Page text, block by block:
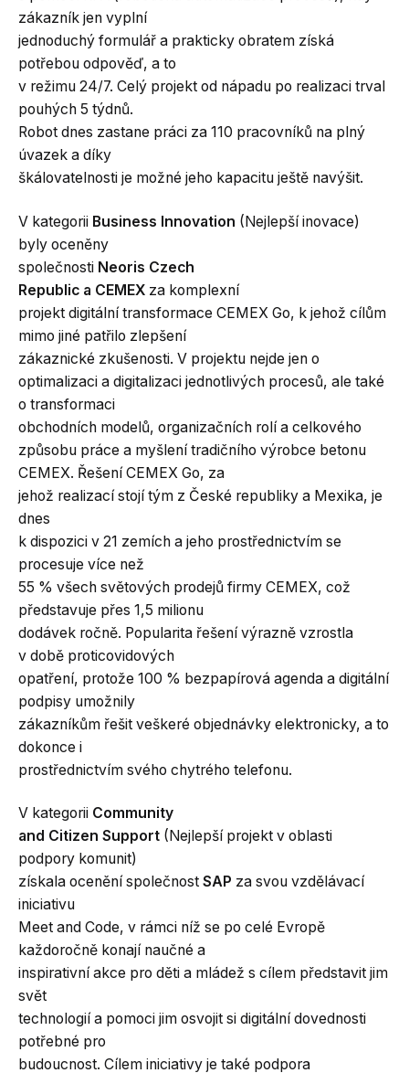
zákazník jen vyplní
jednoduchý formulář a prakticky obratem získá
potřebou odpověď, a to
v režimu 24/7. Celý projekt od nápadu po realizaci trval
pouhých 5 týdnů.
Robot dnes zastane práci za 110 pracovníků na plný
úvazek a díky
škálovatelnosti je možné jeho kapacitu ještě navýšit.
V kategorii Business Innovation (Nejlepší inovace)
byly oceněny
společnosti Neoris Czech
Republic a CEMEX za komplexní
projekt digitální transformace CEMEX Go, k jehož cílům
mimo jiné patřilo zlepšení
zákaznické zkušenosti. V projektu nejde jen o
optimalizaci a digitalizaci jednotlivých procesů, ale také
o transformaci
obchodních modelů, organizačních rolí a celkového
způsobu práce a myšlení tradičního výrobce betonu
CEMEX. Řešení CEMEX Go, za
jehož realizací stojí tým z České republiky a Mexika, je
dnes
k dispozici v 21 zemích a jeho prostřednictvím se
procesuje více než
55 % všech světových prodejů firmy CEMEX, což
představuje přes 1,5 milionu
dodávek ročně. Popularita řešení výrazně vzrostla
v době proticovidových
opatření, protože 100 % bezpapírová agenda a digitální
podpisy umožnily
zákazníkům řešit veškeré objednávky elektronicky, a to
dokonce i
prostřednictvím svého chytrého telefonu.
V kategorii Community
and Citizen Support (Nejlepší projekt v oblasti
podpory komunit)
získala ocenění společnost SAP za svou vzdělávací
iniciativu
Meet and Code, v rámci níž se po celé Evropě
každoročně konají naučné a
inspirativní akce pro děti a mládež s cílem představit jim
svět
technologií a pomoci jim osvojit si digitální dovednosti
potřebné pro
budoucnost. Cílem iniciativy je také podpora